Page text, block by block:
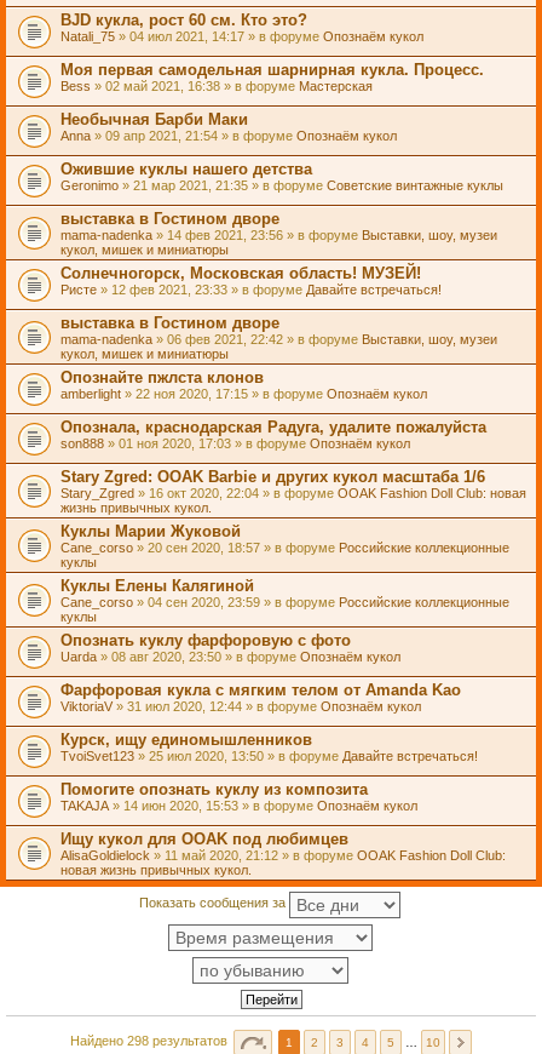
BJD кукла, рост 60 см. Кто это?
Natali_75 » 04 июл 2021, 14:17 » в форуме Опознаём кукол
Моя первая самодельная шарнирная кукла. Процесс.
Bess » 02 май 2021, 16:38 » в форуме Мастерская
Необычная Барби Маки
Anna » 09 апр 2021, 21:54 » в форуме Опознаём кукол
Ожившие куклы нашего детства
Geronimo » 21 мар 2021, 21:35 » в форуме Советские винтажные куклы
выставка в Гостином дворе
mama-nadenka » 14 фев 2021, 23:56 » в форуме Выставки, шоу, музеи
кукол, мишек и миниатюры
Солнечногорск, Московская область! МУЗЕЙ!
Ристе » 12 фев 2021, 23:33 » в форуме Давайте встречаться!
выставка в Гостином дворе
mama-nadenka » 06 фев 2021, 22:42 » в форуме Выставки, шоу, музеи
кукол, мишек и миниатюры
Опознайте пжлста клонов
amberlight » 22 ноя 2020, 17:15 » в форуме Опознаём кукол
Опознала, краснодарская Радуга, удалите пожалуйста
son888 » 01 ноя 2020, 17:03 » в форуме Опознаём кукол
Stary Zgred: OOAK Barbie и других кукол масштаба 1/6
Stary_Zgred » 16 окт 2020, 22:04 » в форуме OOAK Fashion Doll Club: новая
жизнь привычных кукол.
Куклы Марии Жуковой
Cane_corso » 20 сен 2020, 18:57 » в форуме Российские коллекционные
куклы
Куклы Елены Калягиной
Cane_corso » 04 сен 2020, 23:59 » в форуме Российские коллекционные
куклы
Опознать куклу фарфоровую с фото
Uarda » 08 авг 2020, 23:50 » в форуме Опознаём кукол
Фарфоровая кукла с мягким телом от Amanda Kao
ViktoriaV» 31 июл 2020, 12:44 » в форуме Опознаём кукол
Курск, ищу единомышленников
TvoiSvet123 » 25 июл 2020, 13:50 » в форуме Давайте встречаться!
Помогите опознать куклу из композита
TAKAJA » 14 июн 2020, 15:53 » в форуме Опознаём кукол
Ищу кукол для OOAK под любимцев
AlisaGoldielock » 11 май 2020, 21:12 » в форуме OOAK Fashion Doll Club:
новая жизнь привычных кукол.
Показать сообщения за
Найдено 298 результатов 1 2 3 4 5 10